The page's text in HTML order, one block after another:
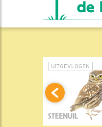
UITGEVLOGEN
STEENUIL